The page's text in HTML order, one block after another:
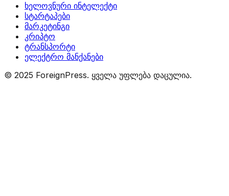
ხელოვნური ინტელექტი
სტარტაპები
მარკეტინგი
კრიპტო
ტრანსპორტი
ელექტრო მანქანები
© 2025 ForeignPress. ყველა უფლება დაცულია.